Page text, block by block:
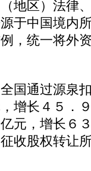
区）法律
于中国境内
，统一将外
通过源泉
增长４５．
元，增长６
收股权转让